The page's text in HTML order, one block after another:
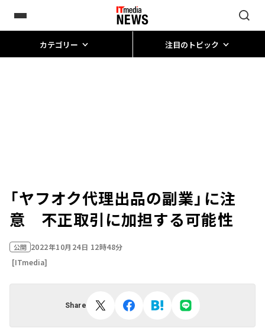
カテゴリー 注目のトピック
「ヤフオク代理出品の副業」に注
意 不正取引に加担する可能性
公開 2022年10月24日 12時48分
[ITmedia]
Share